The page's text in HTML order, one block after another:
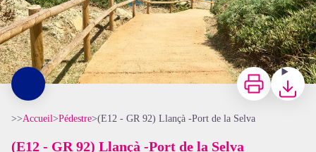
Imprimer
>>Accueil>Pédestre>(E12 - GR 92) Llançà -Port de la Selva
(E12 - GR 92) Llançà -Port de la Selva